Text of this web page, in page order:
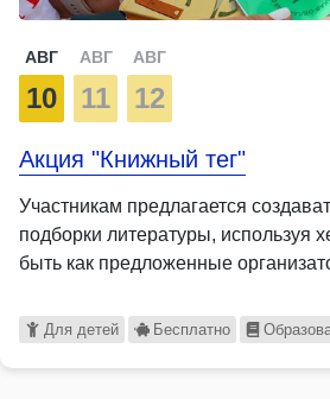
АВГ
10
АВГ
11
АВГ
12
Акция "Книжный тег"
Участникам предлагается
подборки литературы, используя
быть как предложенные
Для детей Бесплатно